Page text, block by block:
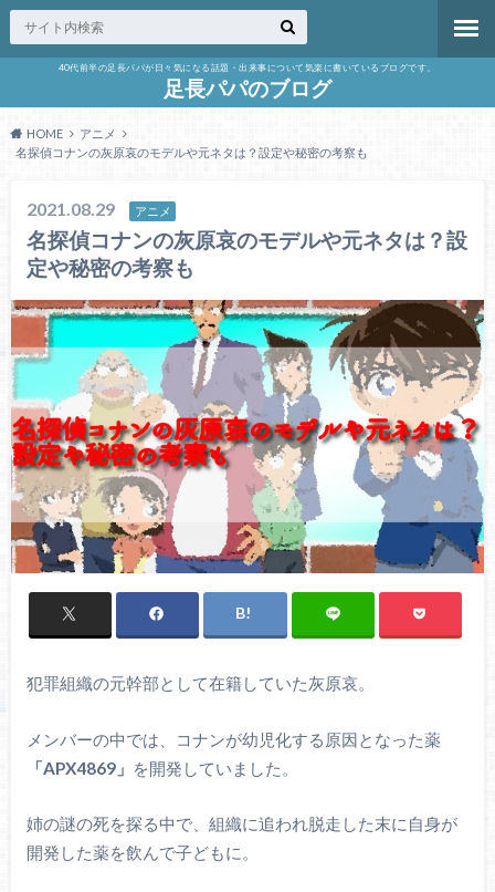
40代前半の足長パパが日々気になる話題・出来事について気楽に書いているブログです。
足長パパのブログ
HOME
アニメ
名探偵コナンの灰原哀のモデルや元ネタは？設定や秘密の考察も
2021.08.29 アニメ
名探偵コナンの灰原哀のモデルや元ネタは？設
定や秘密の考察も
犯罪組織の元幹部として在籍していた灰原哀。
メンバーの中では、コナンが幼児化する原因となった薬
「APX4869」 を開発していました。
姉の謎の死を探る中で、組織に追われ脱走した末に自身が
開発した薬を飲んで子どもに。